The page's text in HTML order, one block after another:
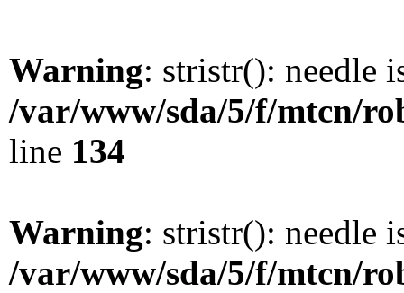
Warning: stristr(): needle
/var/www/sda/5/f/mtcn/
line 134
Warning: stristr(): needle
/var/www/sda/5/f/mtcn/